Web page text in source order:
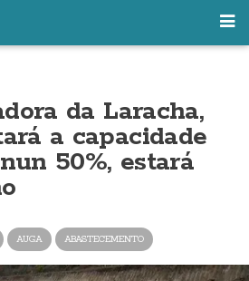
da Laracha,
a capacidade
50%, estará
AUGA ABASTECEMENTO